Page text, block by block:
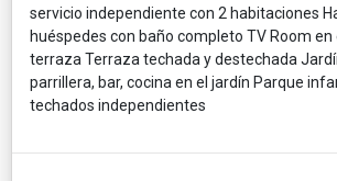
servicio independiente con 2 habitaciones
huéspedes con baño completo TV Room en
terraza Terraza techada y destechada
parrillera, bar, cocina en el jardín Parque
techados independientes